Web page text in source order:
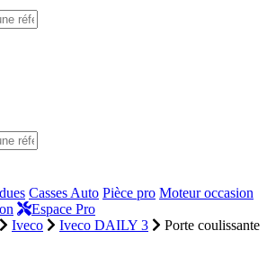
Casses Auto Pièce pro Moteur occasion
Espace Pro
Iveco Iveco DAILY 3
Porte coulissante